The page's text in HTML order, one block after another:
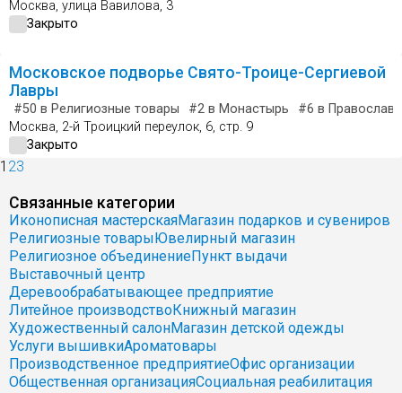
Москва, улица Вавилова, 3
Закрыто
Московское подворье Свято-Троице-Сергиевой
Лавры
#50 в Религиозные товары #2 в Монастырь #6 в
Москва, 2-й Троицкий переулок, 6, стр. 9
Закрыто
1 23
Связанные категории
Иконописная мастерскаяМагазин подарков и сувениров
Религиозные товарыЮвелирный магазин
Религиозное объединениеПункт выдачи
Выставочный центр
Деревообрабатывающее предприятие
Литейное производствоКнижный магазин
Художественный салонМагазин детской одежды
Услуги вышивкиАроматовары
Производственное предприятиеОфис организации
Общественная организацияСоциальная реабилитация